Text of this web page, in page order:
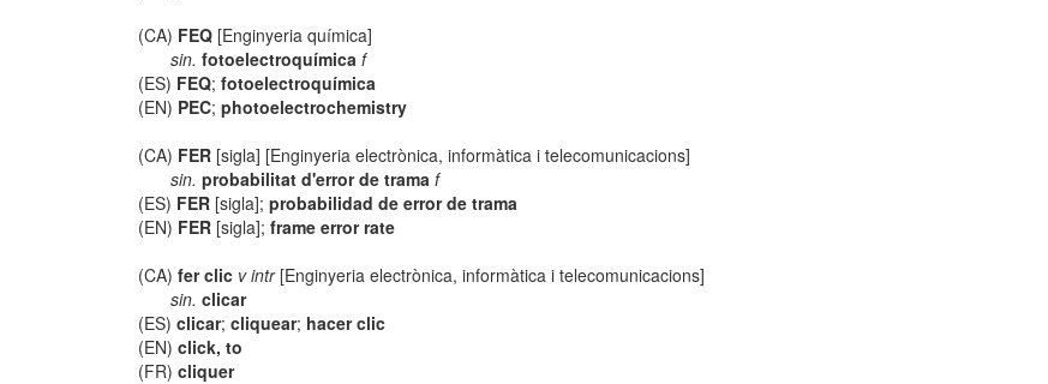
(CA) FEQ [Enginyeria química]
sin. fotoelectroquímica f
(ES) FEQ;fotoelectroquímica
(EN) PEC;photoelectrochemistry
(CA) FER [sigla] [Enginyeria electrònica, informàtica i telecomunicacions]
sin. probabilitat d'error de trama f
(ES) FER [sigla];probabilidad de error de trama
(EN) FER [sigla];frame error rate
(CA)fer clic v intr[Enginyeria electrònica, informàtica i telecomunicacions]
sin. clicar
(ES)clicar;cliquear; hacer clic
(EN)click, to
(FR)cliquer